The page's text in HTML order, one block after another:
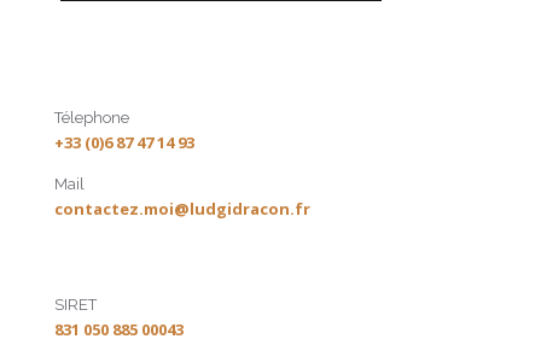
Télephone
+33 (0)6 87 47 14 93
Mail
contactez.moi@ludgidracon.fr
SIRET
831 050 885 00043